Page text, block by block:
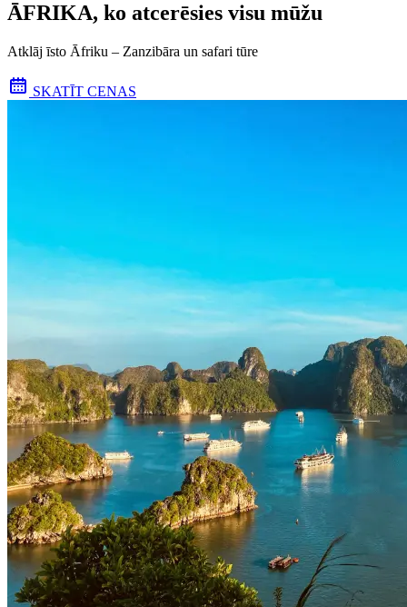
ĀFRIKA, ko atcerēsies visu mūžu
Atklāj īsto Āfriku – Zanzibāra un safari tūre
SKATĪT CENAS